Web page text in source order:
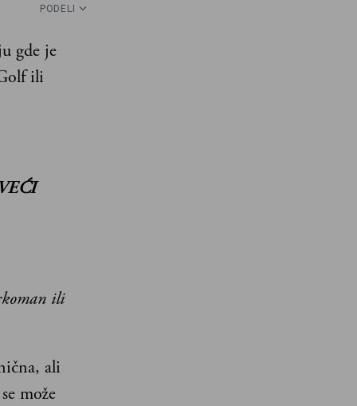
PODELI
gde je
ili
ili
ali
može